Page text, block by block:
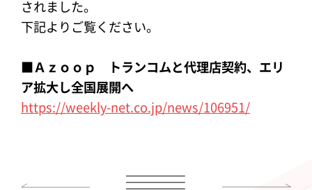
されました。
下記よりご覧ください。
■Ａｚｏｏｐ トランコムと代理店契約、エリ
ア拡大し全国展開へ
https://weekly-net.co.jp/news/106951/